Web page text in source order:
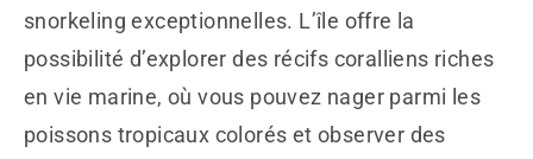
snorkeling exceptionnelles. L’île offre la
possibilité d’explorer des récifs coralliens riches
en vie marine, où vous pouvez nager parmi les
poissons tropicaux colorés et observer des